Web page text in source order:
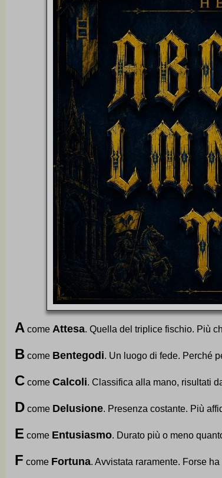
A come Attesa. Quella del triplice fischio. Più
B come Bentegodi. Un luogo di fede. Perché
C come Calcoli. Classifica alla mano, risultati
D come Delusione. Presenza costante. Più
E come Entusiasmo. Durato più o meno
F come Fortuna. Avvistata raramente. Forse